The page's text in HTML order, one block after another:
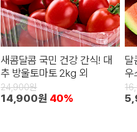
새콤달콤 국민 건강 간식! 대
추 방울토마토 2kg 외
24,900원
14,900원 40%
달
우